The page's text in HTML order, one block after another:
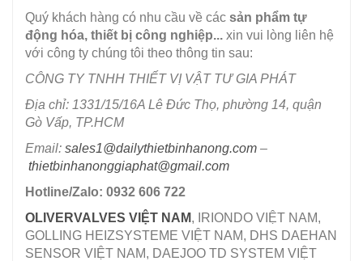
Quý khách hàng có nhu cầu về các sản phẩm tự
động hóa, thiết bị công nghiệp... xin vui lòng liên hệ
với công ty chúng tôi theo thông tin sau:
CÔNG TY TNHH THIẾT VỊ VẬT TƯ GIA PHÁT
Địa chỉ: 1331/15/16A Lê Đức Thọ, phường 14, quận
Gò Vấp, TP.HCM
Email: sales1@dailythietbinhanong.com –
thietbinhanonggiaphat@gmail.com
Hotline/Zalo: 0932 606 722
OLIVERVALVES VIỆT NAM, IRIONDO VIỆT NAM,
GOLLING HEIZSYSTEME VIỆT NAM, DHS DAEHAN
SENSOR VIỆT NAM, DAEJOO TD SYSTEM VIỆT